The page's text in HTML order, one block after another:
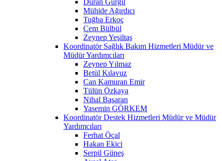
Mühide Ağırdıcı
Tuğba Erkoç
Cem Bülbül
Zeynep Yeşiltaş
Koordinatör Sağlık Bakım Hizmetleri Müdür ve
Müdür Yardımcıları
Zeynep Yılmaz
Betül Kılavuz
Can Kamuran Emir
Tülün Özkaya
Nihal Başaran
Yasemin GÖRKEM
Koordinatör Destek Hizmetleri Müdür ve Müdür
Yardımcıları
Ferhat Öçal
Hakan Ekici
Serpil Güneş